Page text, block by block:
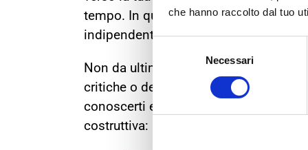
che hanno raccolto dal tuo
Necessari
tempo. In questo modo saranno
indipendentemente dal potere
Non da ultimo parlare con il mondo,
critiche o del giudizio condividendo
conoscerti e creare relazioni invisibili
costruttiva: l’aria delle nuove relazioni.